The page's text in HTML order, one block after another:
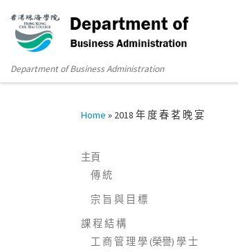
Department of Business Administration
Home » 2018 年 度 春 茗 晚 宴
主頁
傳 統
宗 旨 與 目 標
課 程 結 構
工 商 管 理 學 (榮譽) 學 士